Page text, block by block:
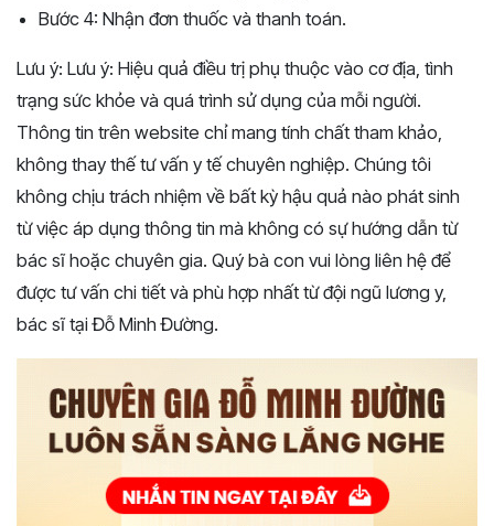
Bước 4: Nhận đơn thuốc và thanh toán.
Lưu ý: Lưu ý: Hiệu quả điều trị phụ thuộc vào cơ địa, tình
trạng sức khỏe và quá trình sử dụng của mỗi người.
Thông tin trên website chỉ mang tính chất tham khảo,
không thay thế tư vấn y tế chuyên nghiệp. Chúng tôi
không chịu trách nhiệm về bất kỳ hậu quả nào phát sinh
từ việc áp dụng thông tin mà không có sự hướng dẫn từ
bác sĩ hoặc chuyên gia. Quý bà con vui lòng liên hệ để
được tư vấn chi tiết và phù hợp nhất từ đội ngũ lương y,
bác sĩ tại Đỗ Minh Đường.